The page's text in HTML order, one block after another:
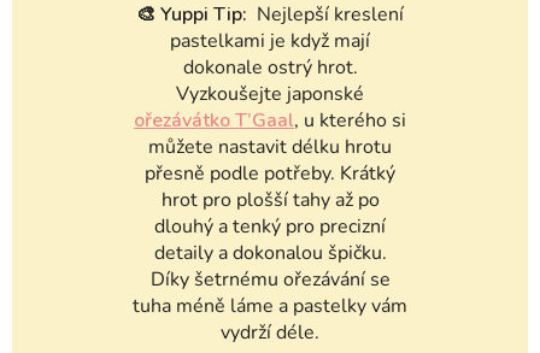
🎨 Yuppi Tip: Nejlepší kreslení
pastelkami je když mají
dokonale ostrý hrot.
Vyzkoušejte japonské
ořezávátko T’Gaal, u kterého si
můžete nastavit délku hrotu
přesně podle potřeby. Krátký
hrot pro plošší tahy až po
dlouhý a tenký pro precizní
detaily a dokonalou špičku.
Díky šetrnému ořezávání se
tuha méně láme a pastelky vám
vydrží déle.